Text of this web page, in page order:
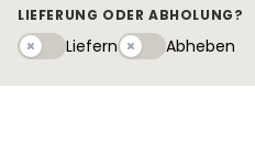
LIEFERUNG ODER ABHOLUNG?
LiefernLiefernAbhebeny
Abheben